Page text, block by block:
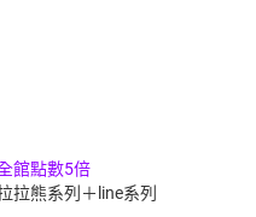
館點數5倍
拉熊系列＋line系列